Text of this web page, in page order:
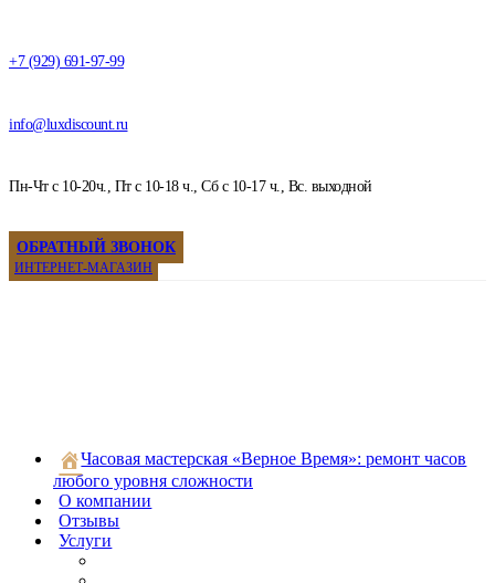
+7 (929) 691-97-99
info@luxdiscount.ru
Пн-Чт с 10-20ч., Пт с 10-18 ч., Сб с 10-17 ч., Вс. выходной
ОБРАТНЫЙ ЗВОНОК
ИНТЕРНЕТ-МАГАЗИН
Часовая мастерская «Верное Время»: ремонт часов
любого уровня сложности
О компании
Отзывы
Услуги